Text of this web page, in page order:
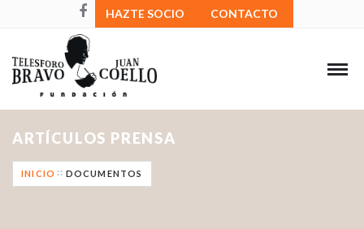
HAZTE SOCIO CONTACTO
ARTÍCULOS PRENSA
INICIO DOCUMENTOS